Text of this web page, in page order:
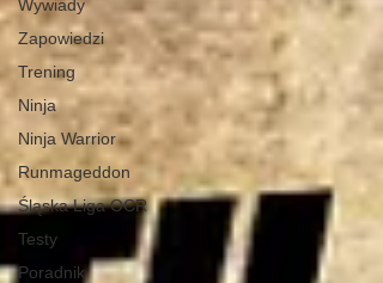
Wywiady
Zapowiedzi
Trening
Ninja
Ninja Warrior
Runmageddon
Śląska Liga OCR
Testy
Poradnik